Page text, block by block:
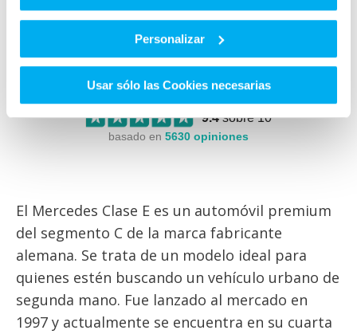
Personalizar
Usar sólo las Cookies necesarias
9.4sobre 10
basado en 5630 opiniones
El Mercedes Clase E es un automóvil premium
del segmento C de la marca fabricante
alemana. Se trata de un modelo ideal para
quienes estén buscando un vehículo urbano de
segunda mano. Fue lanzado al mercado en
1997 y actualmente se encuentra en su cuarta